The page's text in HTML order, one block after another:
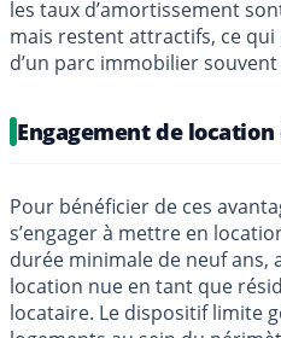
les taux d’amortissement
mais restent attractifs, ce
d’un parc immobilier
Engagement de
Pour bénéficier de ces
s’engager à mettre en
durée minimale de neuf ans,
location nue en tant que
locataire. Le dispositif limite